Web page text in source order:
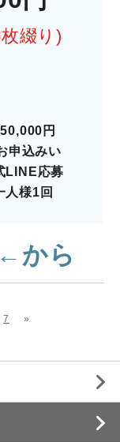
綴り)
50,000円
申込みい
LINE応募
人様1回
から
7 »